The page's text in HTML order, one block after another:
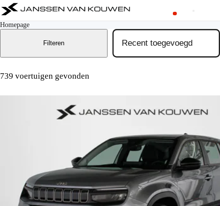
Homepage
739 voertuigen gevonden
Filteren